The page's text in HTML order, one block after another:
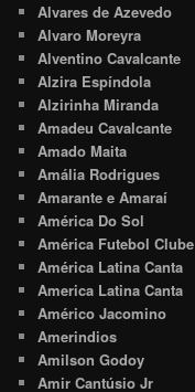
Alvares de Azevedo
Alvaro Moreyra
Alventino Cavalcante
Alzira Espíndola
Alzirinha Miranda
Amadeu Cavalcante
Amado Maita
Amália Rodrigues
Amarante e Amaraí
América Do Sol
América Futebol Clube
América Latina Canta
America Latina Canta
Américo Jacomino
Amerindios
Amilson Godoy
Amir Cantúsio Jr